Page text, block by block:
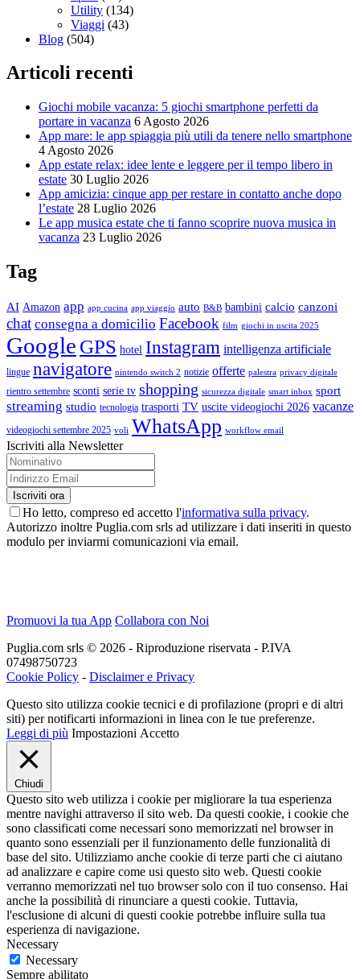
Utility (134)
Viaggi (43)
Blog (504)
Articoli recenti
Giochi mobile vacanza: 5 giochi smartphone perfetti da
portare in vacanza 6 Agosto 2026
App mare: le app spiaggia più utili da tenere nello smartphone
4 Agosto 2026
App estate relax: idee lente e leggere per il tempo libero in
estate 30 Luglio 2026
App amicizia: cinque app per restare in contatto anche dopo
l’estate 28 Luglio 2026
Le app musica estate che ti fanno scoprire nuova musica in
vacanza 23 Luglio 2026
Tag
AI Amazon app app cucina app viaggio auto B&B bambini calcio canzoni
chat consegna a domicilio Facebook film giochi in uscita 2025
Google GPS hotel Instagram intelligenza artificiale
lingue navigatore nintendo switch 2 notizie offerte palestra privacy digitale
rientro settembre sconti serie tv shopping sicurezza digitale smart inbox sport
streaming studio tecnologia trasporti TV uscite videogiochi 2026 vacanze
videogiochi settembre 2025 voli WhatsApp workflow email
Iscriviti alla Newsletter
Ho letto, compreso ed accetto l'informativa sulla privacy.
Autorizzo inoltre Puglia.com srls ad utilizzare i dati inseriti in questo
modulo per inviarmi comunicazioni via email.
Promuovi la tua App Collabora con Noi
Puglia.com srls © 2026 - Riproduzione riservata - P.IVA
07498750723
Cookie Policy - Disclaimer e Privacy
Questo sito utilizza cookie tecnici e di profilazione (propri e di altri
siti) per notificarti informazioni in linea con le tue preferenze.
Leggi di più Impostazioni Accetto
Chiudi
Questo sito web utilizza i cookie per migliorare la tua esperienza
mentre navighi attraverso il sito web. Da questi cookie, i cookie che
sono classificati come necessari sono memorizzati nel browser in
quanto sono essenziali per il funzionamento delle funzionalità di
base del sito. Utilizziamo anche cookie di terze parti che ci aiutano
ad analizzare e capire come usi questo sito web. Questi cookie
verranno memorizzati nel tuo browser solo con il tuo consenso. Hai
anche la possibilità di rinunciare a questi cookie. Tuttavia,
l'esclusione di alcuni di questi cookie potrebbe influire sulla tua
esperienza di navigazione.
Necessary
Necessary
Sempre abilitato